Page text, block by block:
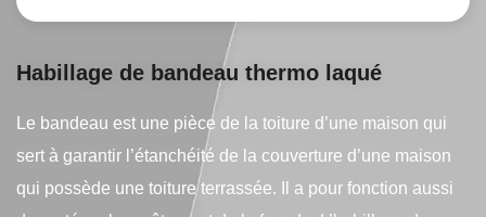
Habillage de bandeau thermo laqué
Le bandeau est une pièce de la toiture d’une maison qui
sert à garantir l’étanchéité de la couverture d’une maison
qui possède une toiture terrassée. Il a pour fonction aussi